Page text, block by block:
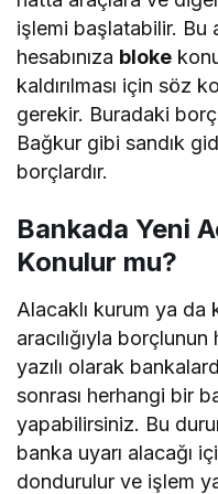
işlemi başlatabilir. Bu
hesabınıza bloke
kaldırılması için söz
gerekir. Buradaki
Bağkur gibi sandık
borçlardır.
Bankada Yeni
Konulur mu?
Alacaklı kurum ya da
aracılığıyla
yazılı olarak
sonrası herhangi bir
yapabilirsiniz. Bu
banka uyarı alacağı
dondurulur ve işlem